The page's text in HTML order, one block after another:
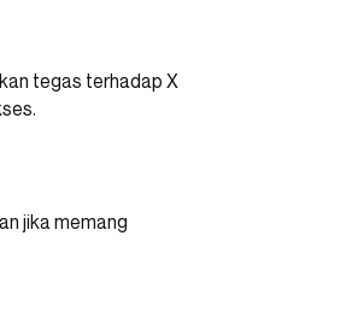
tegas terhadap X
jika memang